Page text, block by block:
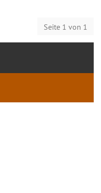
Seite 1 von 1